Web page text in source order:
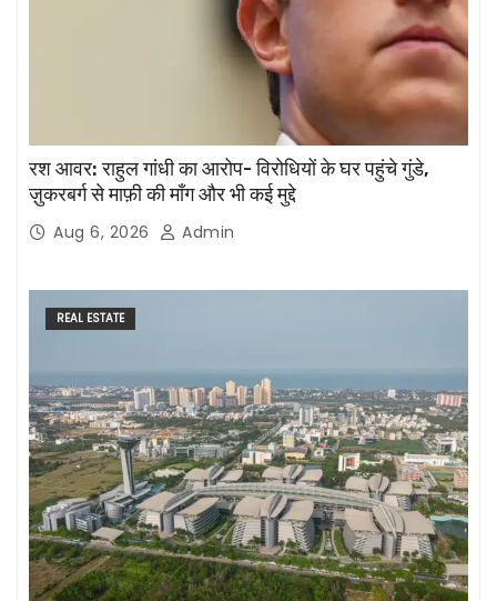
रश आवर: राहुल गांधी का आरोप- विरोधियों के घर पहुंचे गुंडे,
ज़ुकरबर्ग से माफ़ी की माँग और भी कई मुद्दे
Aug 6, 2026 Admin
REAL ESTATE